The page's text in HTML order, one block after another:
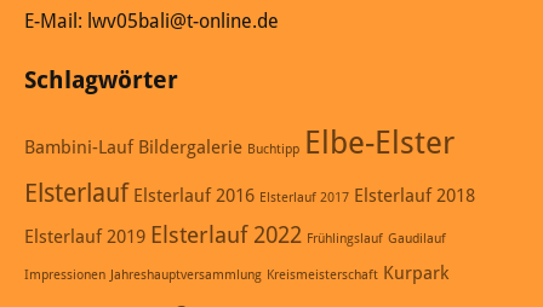
E-Mail: lwv05bali@t-online.de
Schlagwörter
Bambini-Lauf Bildergalerie Buchtipp Elbe-Elster
Elsterlauf Elsterlauf 2016 Elsterlauf 2017 Elsterlauf 2018
Elsterlauf 2019 Elsterlauf 2022 Frühlingslauf Gaudilauf
Impressionen Jahreshauptversammlung Kreismeisterschaft Kurpark